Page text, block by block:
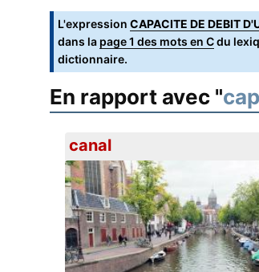
L'expression CAPACITE DE DEBIT
dans la page 1 des mots en Cdu
dictionnaire.
En rapport avec "
canal